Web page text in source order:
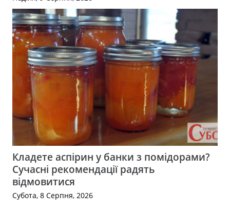
Кладете аспірин у банки з помідорами?
Сучасні рекомендації радять
відмовитися
Субота, 8 Серпня, 2026